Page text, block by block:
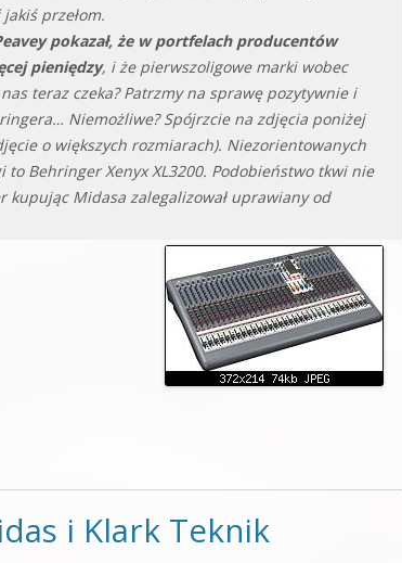
przełom.
pokazał, że w portfelach producentów
pieniędzy, i że pierwszoligowe marki wobec
teraz czeka? Patrzmy na sprawę pozytywnie i
Niemożliwe? Spójrzcie na zdjęcia poniżej
o większych rozmiarach). Niezorientowanych
Behringer Xenyx XL3200. Podobieństwo tkwi nie
kupując Midasa zalegalizował uprawiany od
i Klark Teknik